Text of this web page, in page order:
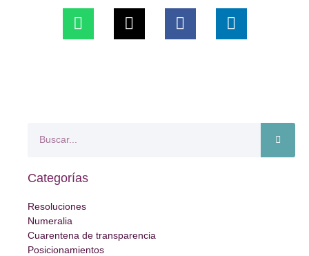
Categorías
Resoluciones
Numeralia
Cuarentena de transparencia
Posicionamientos